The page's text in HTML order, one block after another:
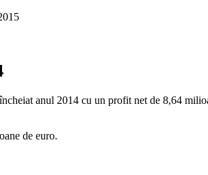
anul 2014 cu un profit net de 8,64
de euro.